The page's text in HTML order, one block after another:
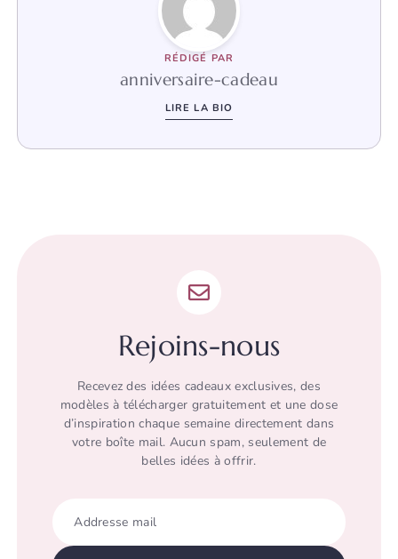
RÉDIGÉ PAR
anniversaire-cadeau
LIRE LA BIO
Rejoins-nous
Recevez des idées cadeaux exclusives, des
modèles à télécharger gratuitement et une dose
d’inspiration chaque semaine directement dans
votre boîte mail. Aucun spam, seulement de
belles idées à offrir.
Addresse mail